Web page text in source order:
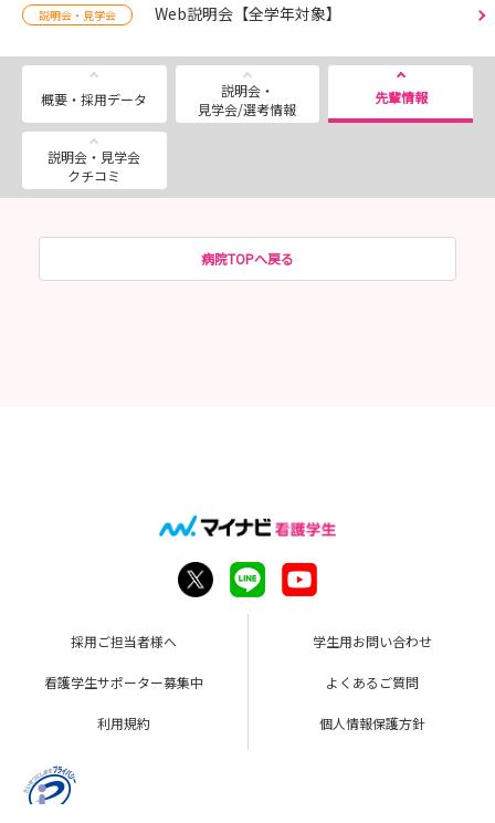
説明会・見学会 Web説明会【全学年対象】
概要・採用データ
説明会・
見学会/選考情報
先輩情報
説明会・見学会
クチコミ
病院TOPへ戻る
採用ご担当者様へ 学生用お問い合わせ
看護学生サポーター募集中 よくあるご質問
利用規約 個人情報保護方針